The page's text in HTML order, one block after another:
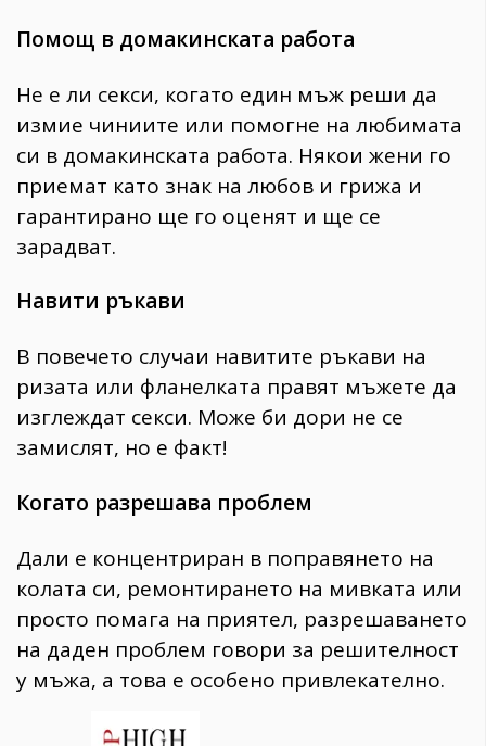
Помощ в домакинската работа
Не е ли секси, когато един мъж реши да
измие чиниите или помогне на любимата
си в домакинската работа. Някои жени го
приемат като знак на любов и грижа и
гарантирано ще го оценят и ще се
зарадват.
Навити ръкави
В повечето случаи навитите ръкави на
ризата или фланелката правят мъжете да
изглеждат секси. Може би дори не се
замислят, но е факт!
Когато разрешава проблем
Дали е концентриран в поправянето на
колата си, ремонтирането на мивката или
просто помага на приятел, разрешаването
на даден проблем говори за решителност
у мъжа, а това е особено привлекателно.